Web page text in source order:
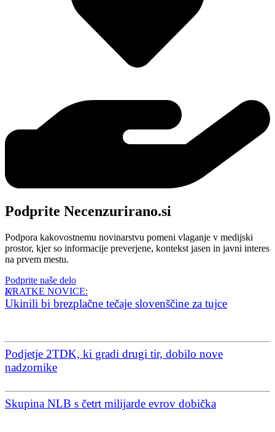
Podprite Necenzurirano.si
Podpora kakovostnemu novinarstvu pomeni vlaganje v medijski
prostor, kjer so informacije preverjene, kontekst jasen in javni interes
na prvem mestu.
Podprite naše delo
KRATKE NOVICE:
Ukinili bi brezplačne tečaje slovenščine za tujce
Podjetje 2TDK, ki gradi drugi tir, dobilo nove
nadzornike
Skupina NLB s četrt milijarde evrov dobička